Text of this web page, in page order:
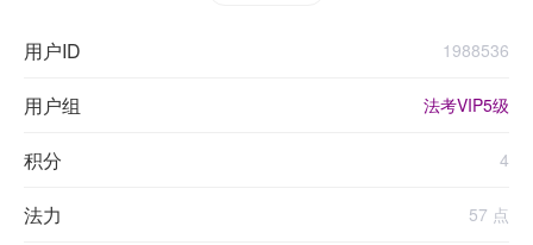
用户ID 1988536
用户组 法考VIP5级
积分 4
法力 57 点